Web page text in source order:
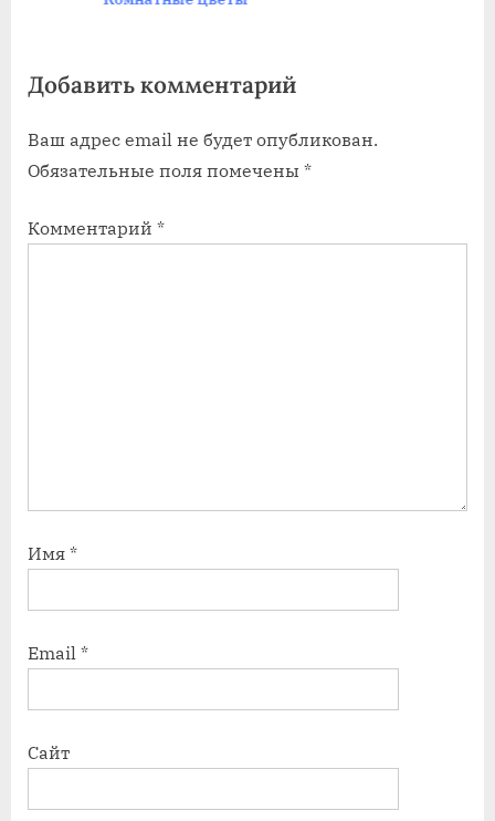
з
п
и
ь
з
п
и
ь
Добавить комментарий
Ваш адрес email не будет опубликован.
Обязательные поля помечены *
Комментарий *
Имя *
Email *
Сайт